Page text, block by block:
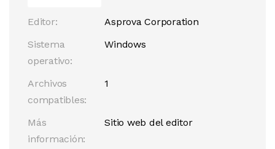
Editor:
Asprova Corporation
Sistema
operativo:
Windows
Archivos
compatibles:
1
Más
información:
Sitio web del editor